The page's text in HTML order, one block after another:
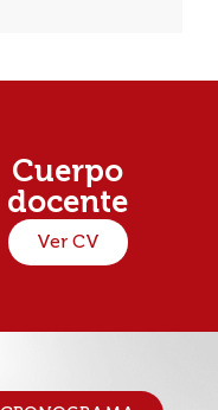
Cuerpo
docente
Ver CV